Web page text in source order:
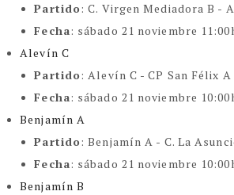
Partido:C. Virgen Mediadora B -
Fecha: sábado 21 noviembre
Alevín C
Partido:Alevín C - CP San Félix A
Fecha: sábado 21 noviembre
Benjamín A
Partido:Benjamín A - C. La
Fecha: sábado 21 noviembre
Benjamín B